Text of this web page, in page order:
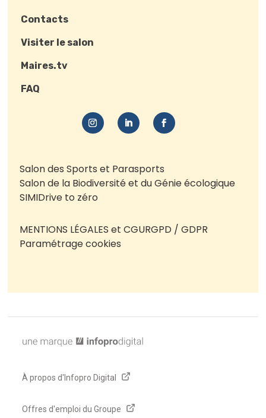
Contacts
Visiter le salon
Maires.tv
FAQ
Salon des Sports et Parasports
Salon de la Biodiversité et du Génie écologique
SIMIDrive to zéro
MENTIONS LÉGALES et CGURGPD / GDPR
Paramétrage cookies